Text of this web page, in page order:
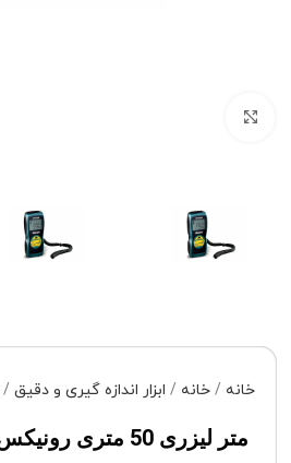
خانه خانه ابزار اندازه گیری و دقیق
متر لیزری 50 متری رونیکس مدل RH-9350